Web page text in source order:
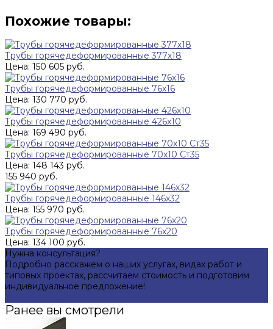
Похожие товары:
Трубы горячедеформированные 377х18
Цена: 150 605 руб.
Трубы горячедеформированные 76х16
Цена: 130 770 руб.
Трубы горячедеформированные 426x10
Цена: 169 490 руб.
Трубы горячедеформированные 70х10 Ст35
Цена: 148 143 руб.
155 940 руб.
Трубы горячедеформированные 146x32
Цена: 155 970 руб.
Трубы горячедеформированные 76х20
Цена: 134 100 руб.
Нужна консультация?
Подробно расскажем о наших услугах, видах работ и
типовых проектах, рассчитаем стоимость и подготовим
индивидуальное предложение!
Ранее вы смотрели